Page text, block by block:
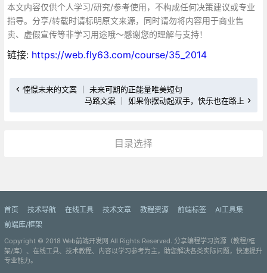
本文内容仅供个人学习/研究/参考使用，不构成任何决策建议或专业
指导。分享/转载时请标明原文来源，同时请勿将内容用于商业售
卖、虚假宣传等非学习用途哦～感谢您的理解与支持！
链接: https://web.fly63.com/course/35_2014
憧憬未来的文案 ｜ 未来可期的正能量唯美短句
马路文案 ｜ 如果你摆动起双手，快乐也在路上
目录选择
首页 技术导航 在线工具 技术文章 教程资源 前端标签
AI工具集
前端库/框架